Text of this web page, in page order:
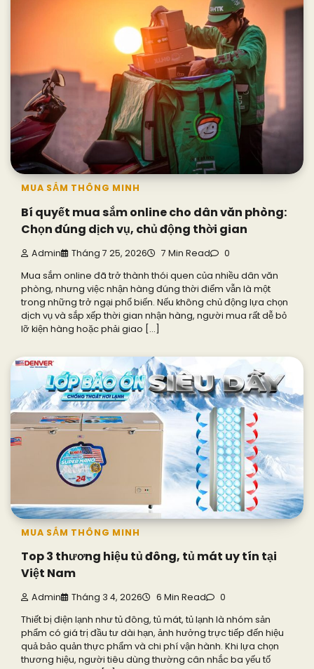
MUA SẮM THÔNG MINH
Bí quyết mua sắm online cho dân văn phòng:
Chọn đúng dịch vụ, chủ động thời gian
Admin Tháng 7 25, 2026 7 Min Read 0
Mua sắm online đã trở thành thói quen của nhiều dân văn
phòng, nhưng việc nhận hàng đúng thời điểm vẫn là một
trong những trở ngại phổ biến. Nếu không chủ động lựa chọn
dịch vụ và sắp xếp thời gian nhận hàng, người mua rất dễ bỏ
lỡ kiện hàng hoặc phải giao […]
MUA SẮM THÔNG MINH
Top 3 thương hiệu tủ đông, tủ mát uy tín tại
Việt Nam
Admin Tháng 3 4, 2026 6 Min Read 0
Thiết bị điện lạnh như tủ đông, tủ mát, tủ lạnh là nhóm sản
phẩm có giá trị đầu tư dài hạn, ảnh hưởng trực tiếp đến hiệu
quả bảo quản thực phẩm và chi phí vận hành. Khi lựa chọn
thương hiệu, người tiêu dùng thường cân nhắc ba yếu tố